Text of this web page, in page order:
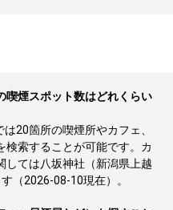
喫煙スポット数はどれくらい
20箇所の喫煙所やカフェ、
検索することが可能です。カ
しては八坂神社（新潟県上越
（2026-08-10現在）。